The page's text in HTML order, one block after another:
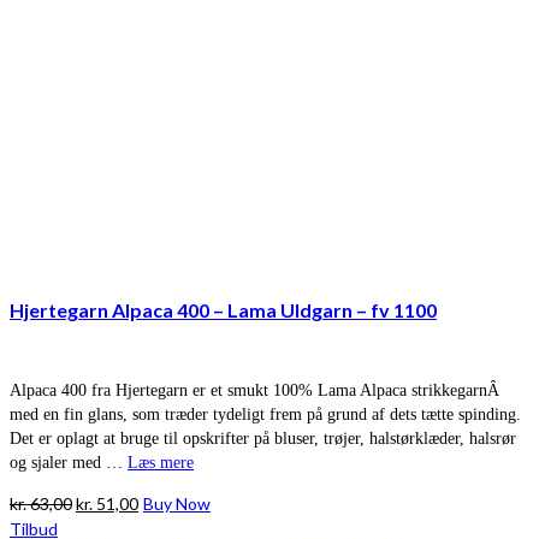
Hjertegarn Alpaca 400 – Lama Uldgarn – fv 1100
Alpaca 400 fra Hjertegarn er et smukt 100% Lama Alpaca strikkegarnÂ
med en fin glans, som træder tydeligt frem på grund af dets tætte spinding.
Det er oplagt at bruge til opskrifter på bluser, trøjer, halstørklæder, halsrør
og sjaler med … Læs mere
kr.63,00Den
kr. 51,00Den
Buy Now
Tilbud